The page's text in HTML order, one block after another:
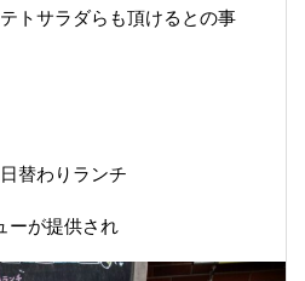
トサラダらも頂けるとの事
替わりランチ
ーが提供され